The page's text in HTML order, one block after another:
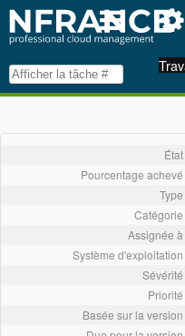
État
Pourcentage achevé
Type
Catégorie
Assignée à
Système d'exploitation
Sévérité
Priorité
Basée sur la version